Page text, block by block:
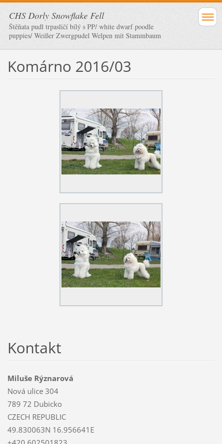
CHS Dorly Snowflake Fell
Štěňata pudl trpasličí bílý s PP/ white dwarf poodle
puppies/ Weißer Zwergpudel Welpen mit Stammbaum
Komárno 2016/03
Kontakt
Miluše Rýznarová
Nová ulice 304
789 72 Dubicko
CZECH REPUBLIC
49.830063N 16.956641E